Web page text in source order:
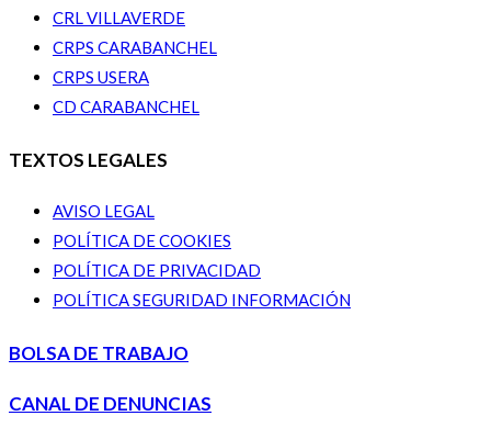
CRL VILLAVERDE
CRPS CARABANCHEL
CRPS USERA
CD CARABANCHEL
TEXTOS LEGALES
AVISO LEGAL
POLÍTICA DE COOKIES
POLÍTICA DE PRIVACIDAD
POLÍTICA SEGURIDAD INFORMACIÓN
BOLSA DE TRABAJO
CANAL DE DENUNCIAS